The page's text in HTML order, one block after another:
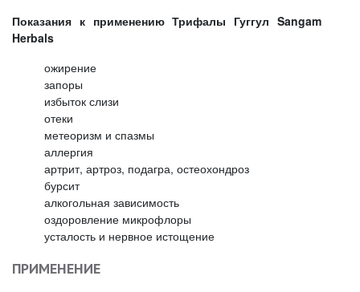
Показания к применению Трифалы Гуггул Sangam
Herbals
ожирение
запоры
избыток слизи
отеки
метеоризм и спазмы
аллергия
артрит, артроз, подагра, остеохондроз
бурсит
алкогольная зависимость
оздоровление микрофлоры
усталость и нервное истощение
ПРИМЕНЕНИЕ